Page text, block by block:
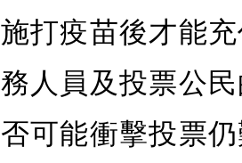
施打疫苗後才能
務人員及投票公
否可能衝擊投票